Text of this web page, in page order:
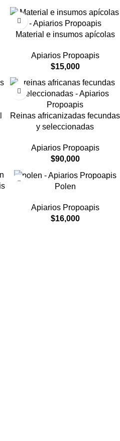
Material e insumos apícolas
Apiarios Propoapis
$15,000
Reinas africanizadas fecundas
y seleccionadas
Apiarios Propoapis
$90,000
Polen
Apiarios Propoapis
$16,000